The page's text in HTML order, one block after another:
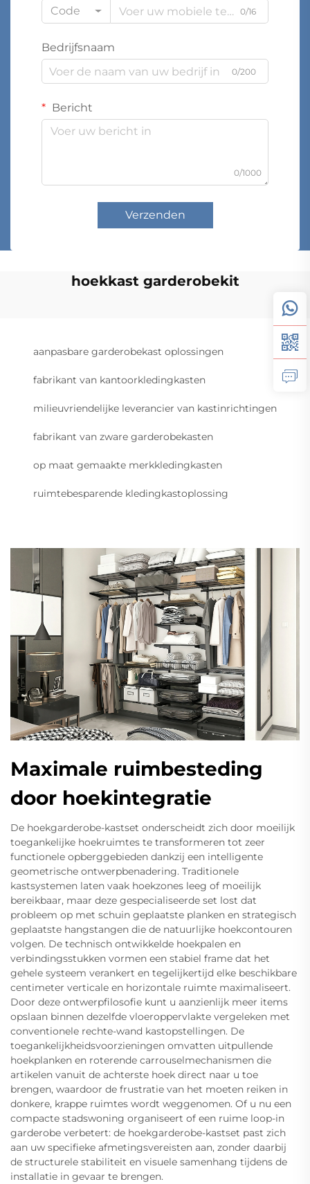
Code
0/16
Bedrijfsnaam
0/200
Bericht
0/1000
Verzenden
hoekkast garderobekit
aanpasbare garderobekast oplossingen
fabrikant van kantoorkledingkasten
milieuvriendelijke leverancier van kastinrichtingen
fabrikant van zware garderobekasten
op maat gemaakte merkkledingkasten
ruimtebesparende kledingkastoplossing
Maximale ruimbesteding
door hoekintegratie
De hoekgarderobe-kastset onderscheidt zich door moeilijk
toegankelijke hoekruimtes te transformeren tot zeer
functionele opberggebieden dankzij een intelligente
geometrische ontwerpbenadering. Traditionele
kastsystemen laten vaak hoekzones leeg of moeilijk
bereikbaar, maar deze gespecialiseerde set lost dat
probleem op met schuin geplaatste planken en strategisch
geplaatste hangstangen die de natuurlijke hoekcontouren
volgen. De technisch ontwikkelde hoekpalen en
verbindingsstukken vormen een stabiel frame dat het
gehele systeem verankert en tegelijkertijd elke beschikbare
centimeter verticale en horizontale ruimte maximaliseert.
Door deze ontwerpfilosofie kunt u aanzienlijk meer items
opslaan binnen dezelfde vloeroppervlakte vergeleken met
conventionele rechte-wand kastopstellingen. De
toegankelijkheidsvoorzieningen omvatten uitpullende
hoekplanken en roterende carrouselmechanismen die
artikelen vanuit de achterste hoek direct naar u toe
brengen, waardoor de frustratie van het moeten reiken in
donkere, krappe ruimtes wordt weggenomen. Of u nu een
compacte stadswoning organiseert of een ruime loop-in
garderobe verbetert: de hoekgarderobe-kastset past zich
aan uw specifieke afmetingsvereisten aan, zonder daarbij
de structurele stabiliteit en visuele samenhang tijdens de
installatie in gevaar te brengen.